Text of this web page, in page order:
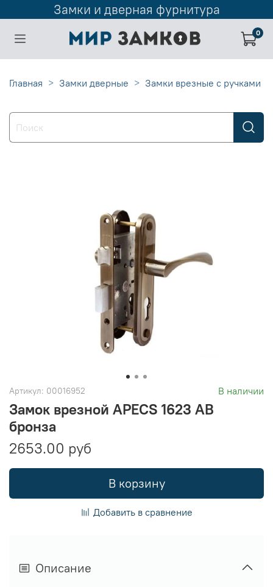
Замки и дверная фурнитура
0
Главная Замки дверные Замки врезные с ручками
Артикул: 00016952 В наличии
Замок врезной APECS 1623 AB
бронза
2653.00 руб
В корзину
Добавить в сравнение
Описание